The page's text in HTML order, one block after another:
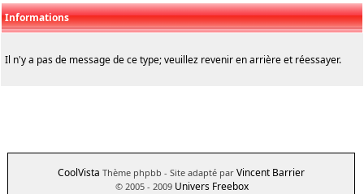
Informations
Il n'y a pas de message de ce type; veuillez revenir en arrière et réessayer.
CoolVista Thème phpbb - Site adapté par Vincent Barrier
© 2005 - 2009 Univers Freebox